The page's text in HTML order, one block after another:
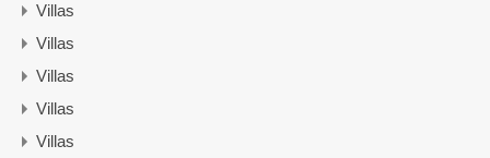
Villas
Villas
Villas
Villas
Villas